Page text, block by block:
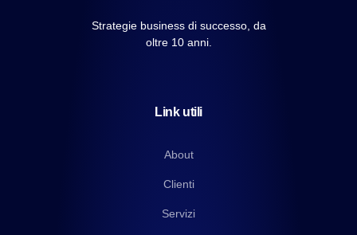
Strategie business di successo, da
oltre 10 anni.
Link utili
About
Clienti
Servizi